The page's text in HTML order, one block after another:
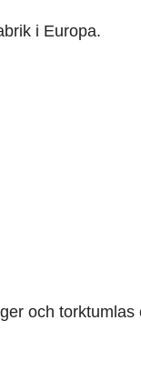
i Europa.
och torktumlas